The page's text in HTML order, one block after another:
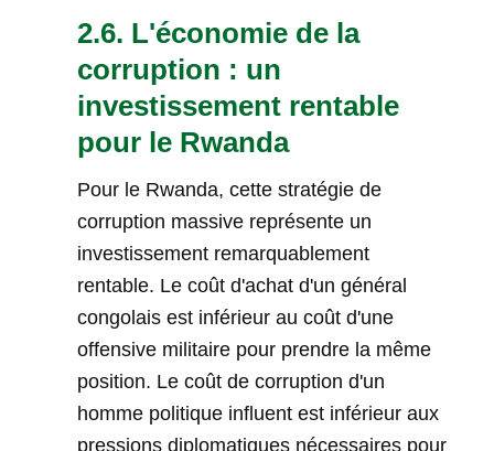
2.6. L'économie de la
corruption : un
investissement rentable
pour le Rwanda
Pour le Rwanda, cette stratégie de
corruption massive représente un
investissement remarquablement
rentable. Le coût d'achat d'un général
congolais est inférieur au coût d'une
offensive militaire pour prendre la même
position. Le coût de corruption d'un
homme politique influent est inférieur aux
pressions diplomatiques nécessaires pour